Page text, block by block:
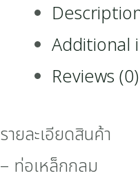
Additional
Reviews (0)
รายละเอียดสินค้า
– ท่อเหล็กกลม